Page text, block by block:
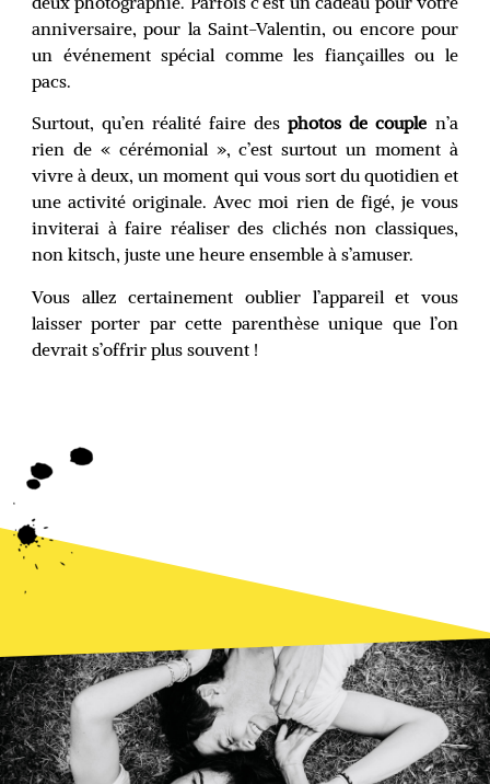
anniversaire, pour la Saint-Valentin, ou encore pour
un événement spécial comme les fiançailles ou le
pacs.
Surtout, qu’en réalité faire des photos de couple n’a
rien de « cérémonial », c’est surtout un moment à
vivre à deux, un moment qui vous sort du quotidien et
une activité originale. Avec moi rien de figé, je vous
inviterai à faire réaliser des clichés non classiques,
non kitsch, juste une heure ensemble à s’amuser.
Vous allez certainement oublier l’appareil et vous
laisser porter par cette parenthèse unique que l’on
devrait s’offrir plus souvent !